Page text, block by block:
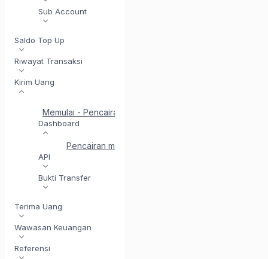
Sub Account
Saldo Top Up
Riwayat Transaksi
Kirim Uang
Memulai - Pencairan
Dashboard
Pencairan melalui Dashboard
API
Bukti Transfer
Terima Uang
Wawasan Keuangan
Referensi